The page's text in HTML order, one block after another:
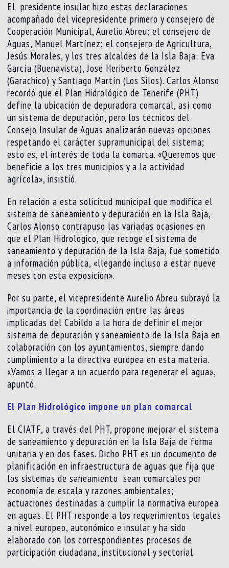
El presidente insular hizo estas declaraciones
acompañado del vicepresidente primero y consejero de
Cooperación Municipal, Aurelio Abreu; el consejero de
Aguas, Manuel Martínez; el consejero de Agricultura,
Jesús Morales, y los tres alcaldes de la Isla Baja: Eva
García (Buenavista), José Heriberto González
(Garachico) y Santiago Martín (Los Silos). Carlos Alonso
recordó que el Plan Hidrológico de Tenerife (PHT)
define la ubicación de depuradora comarcal, así como
un sistema de depuración, pero los técnicos del
Consejo Insular de Aguas analizarán nuevas opciones
respetando el carácter supramunicipal del sistema;
esto es, el interés de toda la comarca. «Queremos que
beneficie a los tres municipios y a la actividad
agrícola», insistió.
En relación a esta solicitud municipal que modifica el
sistema de saneamiento y depuración en la Isla Baja,
Carlos Alonso contrapuso las variadas ocasiones en
que el Plan Hidrológico, que recoge el sistema de
saneamiento y depuración de la Isla Baja, fue sometido
a información pública, «llegando incluso a estar nueve
meses con esta exposición».
Por su parte, el vicepresidente Aurelio Abreu subrayó la
importancia de la coordinación entre las áreas
implicadas del Cabildo a la hora de definir el mejor
sistema de depuración y saneamiento de la Isla Baja en
colaboración con los ayuntamientos, siempre dando
cumplimiento a la directiva europea en esta materia.
«Vamos a llegar a un acuerdo para regenerar el agua»,
apuntó.
El Plan Hidrológico impone un plan comarcal
El CIATF, a través del PHT, propone mejorar el sistema
de saneamiento y depuración en la Isla Baja de forma
unitaria y en dos fases. Dicho PHT es un documento de
planificación en infraestructura de aguas que fija que
los sistemas de saneamiento sean comarcales por
economía de escala y razones ambientales;
actuaciones destinadas a cumplir la normativa europea
en aguas. El PHT responde a los requerimientos legales
a nivel europeo, autonómico e insular y ha sido
elaborado con los correspondientes procesos de
participación ciudadana, institucional y sectorial.